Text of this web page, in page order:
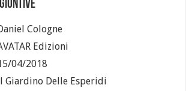
Cologne
Edizioni
04/2018
Giardino Delle Esperidi